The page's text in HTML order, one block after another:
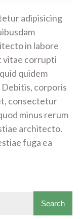
adipisicing
in labore
vitae corrupti
quidem
corporis
consectetur
minus rerum
architecto.
fuga ea